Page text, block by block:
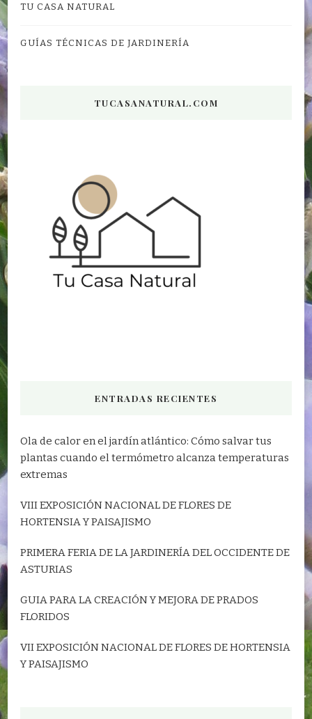
TU CASA NATURAL
GUÍAS TÉCNICAS DE JARDINERÍA
TUCASANATURAL.COM
ENTRADAS RECIENTES
Ola de calor en el jardín atlántico: Cómo salvar tus
plantas cuando el termómetro alcanza temperaturas
extremas
VIII EXPOSICIÓN NACIONAL DE FLORES DE
HORTENSIA Y PAISAJISMO
PRIMERA FERIA DE LA JARDINERÍA DEL OCCIDENTE DE
ASTURIAS
GUIA PARA LA CREACIÓN Y MEJORA DE PRADOS
FLORIDOS
VII EXPOSICIÓN NACIONAL DE FLORES DE HORTENSIA
Y PAISAJISMO